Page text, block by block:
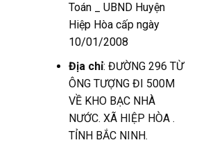
Toán _ UBND Huyện
Hiệp Hòa cấp ngày
10/01/2008
Địa chỉ: ĐƯỜNG 296 TỪ
ÔNG TƯỢNG ĐI 500M
VỀ KHO BẠC NHÀ
NƯỚC. XÃ HIỆP HÒA .
TỈNH BẮC NINH.